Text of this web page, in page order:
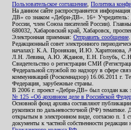
Пользовательское соглашение Политика
На данном сайте распространяется
ДВ» со знаком «Дебри-ДВ». 16+
России, член Союза писателей России).
680032, Хабаровский край, Хабаровск,
Электронная приемная: Отправить сообщение
Редакционный совет электронного
началах): К.А. Пронякин, И.Ю.
Л.Н. Левина, А.Ю. Жданов, Е.Н. Голубь,
Свидетельство о регистрации СМИ
Федеральной службой по надзору в сфере
коммуникаций (Роскомнадзор) 16.06.2011 г.
Федерация, зарубежные страны.
В 2006 г. проект «Дебри-ДВ» был создан как
№ 125 «Об архивном деле в Российской
Основной фонд архива составляют
рукописи по дальневосточной (РФ) тематике.
открытым в электронном виде, согласно п. 1
документы к частной собственности редакции